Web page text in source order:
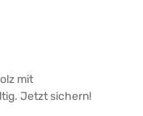
mit
Jetzt sichern!